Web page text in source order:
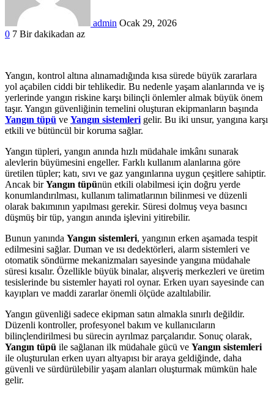
admin Ocak 29, 2026
0 7 Bir dakikadan az
Yangın, kontrol altına alınamadığında kısa sürede büyük zararlara
yol açabilen ciddi bir tehlikedir. Bu nedenle yaşam alanlarında ve iş
yerlerinde yangın riskine karşı bilinçli önlemler almak büyük önem
taşır. Yangın güvenliğinin temelini oluşturan ekipmanların başında
Yangın tüpü ve Yangın sistemleri gelir. Bu iki unsur, yangına karşı
etkili ve bütüncül bir koruma sağlar.
Yangın tüpleri, yangın anında hızlı müdahale imkânı sunarak
alevlerin büyümesini engeller. Farklı kullanım alanlarına göre
üretilen tüpler; katı, sıvı ve gaz yangınlarına uygun çeşitlere sahiptir.
Ancak birYangın tüpünün etkili olabilmesi için doğru yerde
konumlandırılması, kullanım talimatlarının bilinmesi ve düzenli
olarak bakımının yapılması gerekir. Süresi dolmuş veya basıncı
düşmüş bir tüp, yangın anında işlevini yitirebilir.
Bunun yanında Yangın sistemleri, yangının erken aşamada tespit
edilmesini sağlar. Duman ve ısı dedektörleri, alarm sistemleri ve
otomatik söndürme mekanizmaları sayesinde yangına müdahale
süresi kısalır. Özellikle büyük binalar, alışveriş merkezleri ve üretim
tesislerinde bu sistemler hayati rol oynar. Erken uyarı sayesinde can
kayıpları ve maddi zararlar önemli ölçüde azaltılabilir.
Yangın güvenliği sadece ekipman satın almakla sınırlı değildir.
Düzenli kontroller, profesyonel bakım ve kullanıcıların
bilinçlendirilmesi bu sürecin ayrılmaz parçalarıdır. Sonuç olarak,
Yangın tüpü ile sağlanan ilk müdahale gücü ve Yangın sistemleri
ile oluşturulan erken uyarı altyapısı bir araya geldiğinde, daha
güvenli ve sürdürülebilir yaşam alanları oluşturmak mümkün hale
gelir.